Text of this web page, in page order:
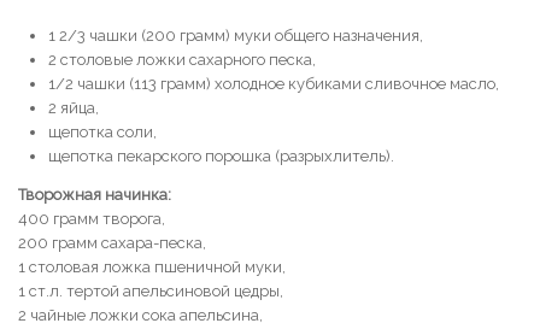
1 2/3 чашки (200 грамм) муки общего назначения,
2 столовые ложки сахарного песка,
1/2 чашки (113 грамм) холодное кубиками сливочное масло,
2 яйца,
щепотка соли,
щепотка пекарского порошка (разрыхлитель).
Творожная начинка:
400 грамм творога,
200 грамм сахара-песка,
1 столовая ложка пшеничной муки,
1 ст.л. тертой апельсиновой цедры,
2 чайные ложки сока апельсина,